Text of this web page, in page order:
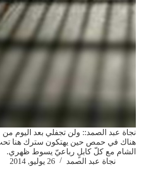
نجاة عبد الصمد:: ولن تجفلي بعد اليوم
هناك في حمص حين يهتكون سترك هنا
الشام مع كلّ كابلٍ رباعيّ يسوط ظهري.
نجاة عبد الصمد
26 يوليو, 2014